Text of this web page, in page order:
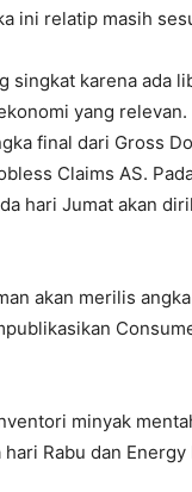
ini relatip masih
singkat karena ada
yang
final dari Gross
Claims AS.
hari Jumat akan
akan merilis
minyak
Rabu dan